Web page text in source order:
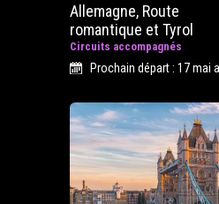
Allemagne, Route
romantique et Tyrol
Circuits accompagnés
Prochain départ : 17 mai